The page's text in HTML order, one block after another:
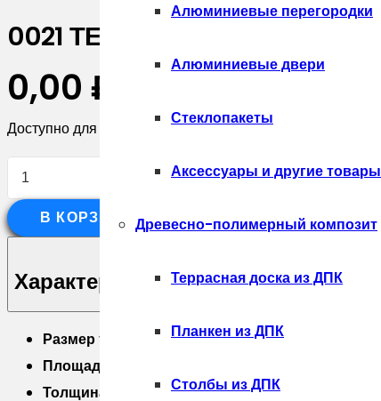
Алюминиевые перегородки
Алюминиевые двери
Стеклопакеты
Аксессуары и другие товары
Древесно-полимерный композит
Террасная доска из ДПК
Планкен из ДПК
Столбы из ДПК
0021 ТЕРМОПАНЕЛЬ С
0,00 ₽
Доступно для предзаказа
Количество
товара
0021
С
ПЛИТКОЙ
Paradyz
В КОРЗИНУ
Характеристики
Размер термопанели 616×1028 мм;
Площадь термопанели 0,63м2;
Толщина утеплителя 40мм;